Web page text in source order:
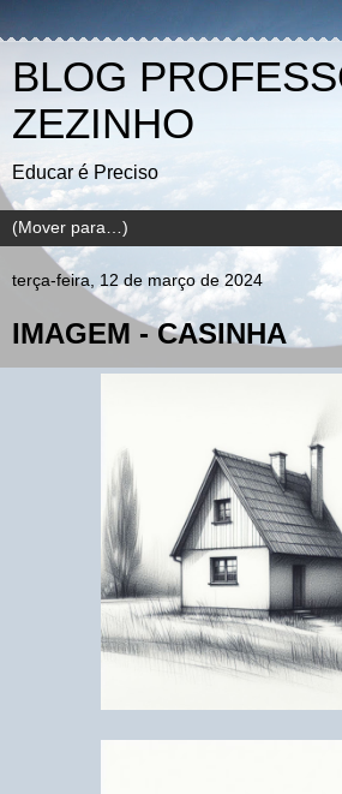
BLOG
ZEZINHO
Educar é Preciso
terça-feira, 12 de março de 2024
IMAGEM - CASINHA